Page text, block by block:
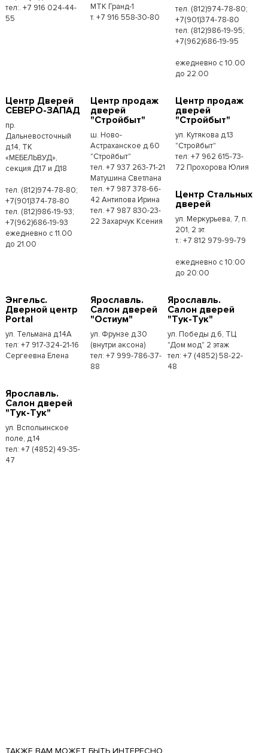
тел:. +7 916 024-44-
55
МТК Гранд-1
т. +7 916 558-30-80
тел. (812)974-78-80;
+7(901)374-78-80
тел. (812)986-19-95;
+7(962)686-19-95
ежедневно с 10.00
до 22.00
Центр Дверей
СЕВЕРО-ЗАПАД
пр.
Дальневосточный
д.14, ТК
«МЕБЕЛЬВУД»,
секция Д17 и Д18
тел. (812)974-78-80;
+7(901)374-78-80
тел. (812)986-19-93;
+7(962)686-19-93
ежедневно с 11.00
до 21.00
Центр продаж
дверей
"Стройбыт"
ш. Ново-
Астраханское д.60
"Стройбыт"
тел. +7 937 263-71-21
Матушина Светлана
тел. +7 987 378-66-
42 Антипова Ирина
тел. +7 987 830-23-
22 Захарчук Ксения
Центр продаж
дверей
"Стройбыт"
ул. Кутякова д.13
"Стройбыт"
тел: +7 962 615-73-
72 Прохорова Юлия
Центр Стальных
дверей
ул. Меркурьева, 7, п.
201, 2 эт.
т.: +7 812 979-99-79
ежедневно с 10:00
до 20:00
Энгельс.
Дверной центр
Portal
ул. Тельмана д.14А
тел: +7 917-324-21-16
Сергеевна Елена
Ярославль.
Салон дверей
"Остиум"
ул. Фрунзе д.30
(внутри аксона)
тел: +7 999-786-37-
88
Ярославль.
Салон дверей
"Тук-Тук"
ул. Победы д.6, ТЦ
"Дом мод" 2 этаж
тел: +7 (4852) 58-22-
48
Ярославль.
Салон дверей
"Тук-Тук"
ул. Вспольинское
поле, д.14
тел: +7 (4852) 49-35-
47
ТАКЖЕ ВАМ МОЖЕТ БЫТЬ ИНТЕРЕСНО